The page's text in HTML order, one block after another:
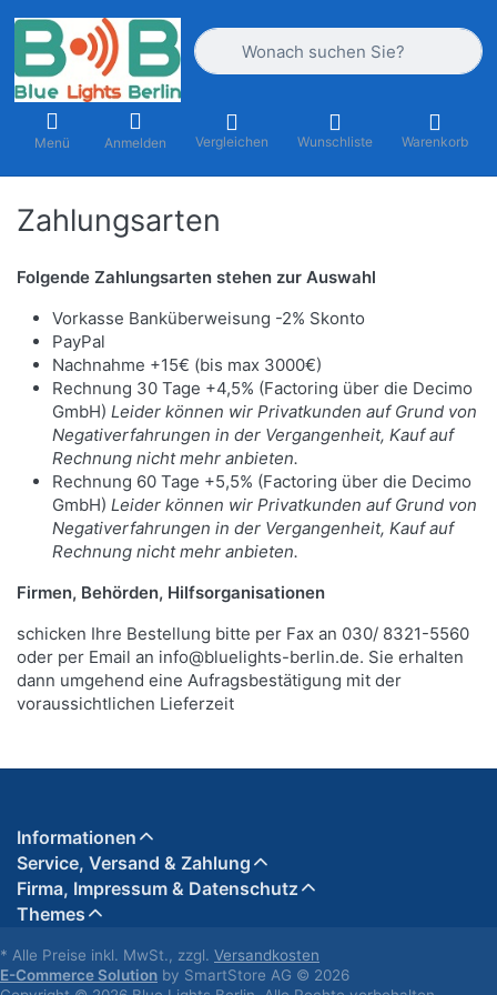
Geben Sie einen Suchbegriff ein.
Menü Anmelden Vergleichen Wunschliste Warenkorb
Zahlungsarten
Folgende Zahlungsarten stehen zur Auswahl
Vorkasse Banküberweisung -2% Skonto
PayPal
Nachnahme +15€ (bis max 3000€)
Rechnung 30 Tage +4,5% (Factoring über die Decimo
GmbH) Leider können wir Privatkunden auf Grund von
Negativerfahrungen in der Vergangenheit, Kauf auf
Rechnung nicht mehr anbieten.
Rechnung 60 Tage +5,5% (Factoring über die Decimo
GmbH) Leider können wir Privatkunden auf Grund von
Negativerfahrungen in der Vergangenheit, Kauf auf
Rechnung nicht mehr anbieten.
Firmen, Behörden, Hilfsorganisationen
schicken Ihre Bestellung bitte per Fax an 030/ 8321-5560
oder per Email an info@bluelights-berlin.de. Sie erhalten
dann umgehend eine Aufragsbestätigung mit der
voraussichtlichen Lieferzeit
Informationen
Service, Versand & Zahlung
Firma, Impressum & Datenschutz
Themes
* Alle Preise inkl. MwSt., zzgl. Versandkosten
E-Commerce Solution by SmartStore AG © 2026